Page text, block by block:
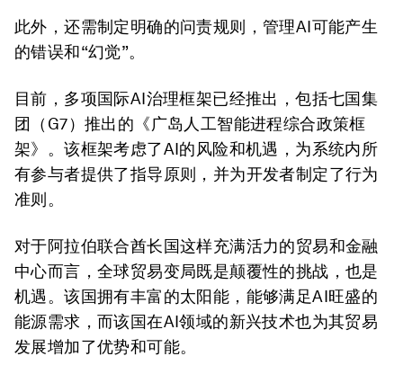
此外，还需制定明确的问责规则，管理AI可能产生
的错误和“幻觉”。
目前，多项国际AI治理框架已经推出，包括七国集
团（G7）推出的《广岛人工智能进程综合政策框
架》。该框架考虑了AI的风险和机遇，为系统内所
有参与者提供了指导原则，并为开发者制定了行为
准则。
对于阿拉伯联合酋长国这样充满活力的贸易和金融
中心而言，全球贸易变局既是颠覆性的挑战，也是
机遇。该国拥有丰富的太阳能，能够满足AI旺盛的
能源需求，而该国在AI领域的新兴技术也为其贸易
发展增加了优势和可能。